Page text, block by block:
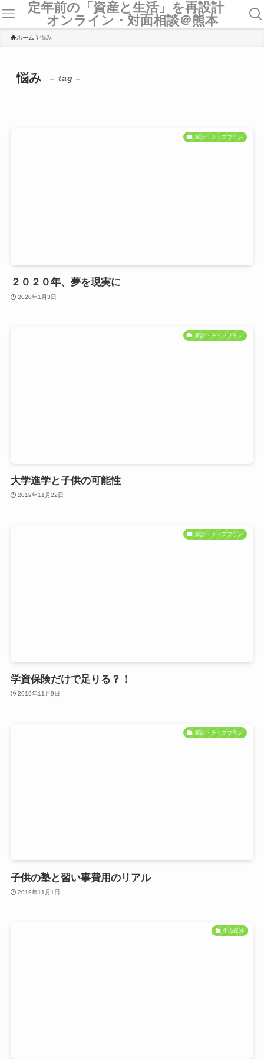
定年前の「資産と生活」を再設計
オンライン・対面相談＠熊本
ホーム 悩み
悩み – tag –
家計・ライフプラン
２０２０年、夢を現実に
2020年1月3日
家計・ライフプラン
大学進学と子供の可能性
2019年11月22日
家計・ライフプラン
学資保険だけで足りる？！
2019年11月9日
家計・ライフプラン
子供の塾と習い事費用のリアル
2019年11月1日
生命保険